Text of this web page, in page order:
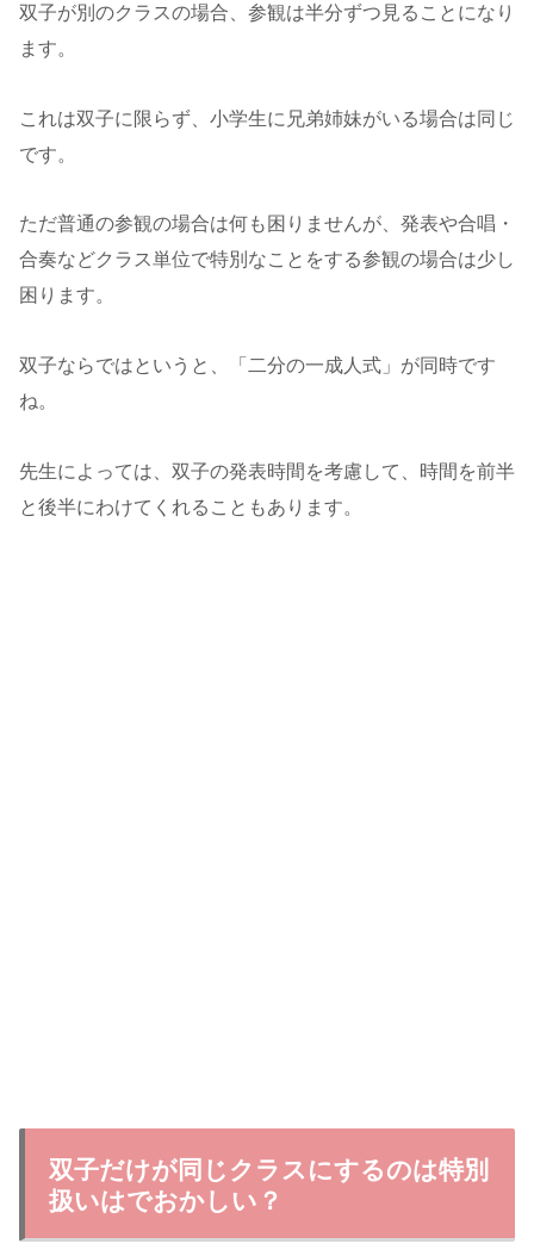
双子が別のクラスの場合、参観は半分ずつ見ることになり
ます。
これは双子に限らず、小学生に兄弟姉妹がいる場合は同じ
です。
ただ普通の参観の場合は何も困りませんが、発表や合唱・
合奏などクラス単位で特別なことをする参観の場合は少し
困ります。
双子ならではというと、「二分の一成人式」が同時です
ね。
先生によっては、双子の発表時間を考慮して、時間を前半
と後半にわけてくれることもあります。
双子だけが同じクラスにするのは特別
扱いはでおかしい？